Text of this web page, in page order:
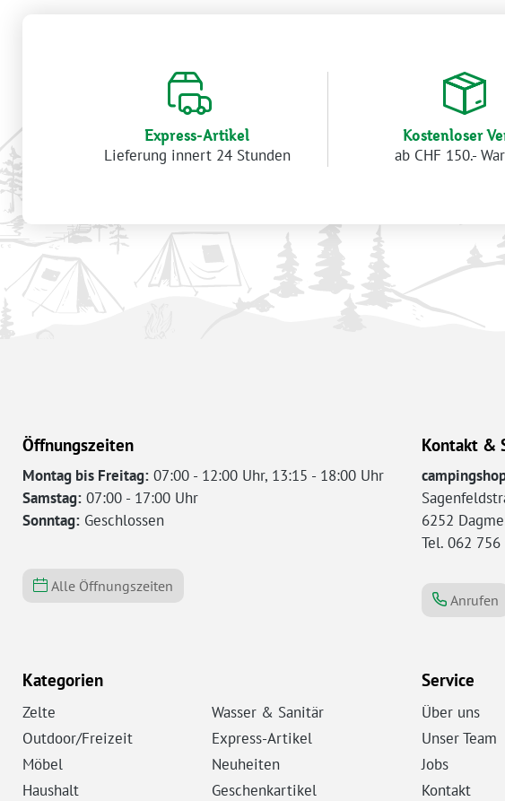
Express-Artikel
Lieferung innert 24 Stunden
Kostenloser
ab CHF 150.-
Öffnungszeiten
Montag bis Freitag: 07:00 - 12:00 Uhr, 13:15 - 18:00 Uhr
Samstag: 07:00 - 17:00 Uhr
Sonntag: Geschlossen
Alle Öffnungszeiten
Kontakt &
6252
Tel. 062
Anrufen
Kategorien
Zelte
Outdoor/Freizeit
Möbel
Haushalt
Wasser & Sanitär
Express-Artikel
Neuheiten
Geschenkartikel
Service
Über uns
Unser Team
Jobs
Kontakt